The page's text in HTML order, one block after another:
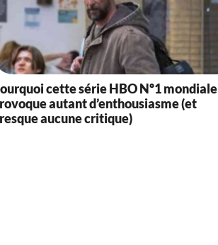
cette série HBO Nº1 mondiale
autant d’enthousiasme (et
aucune critique)